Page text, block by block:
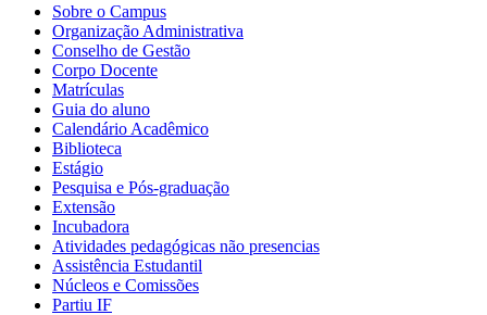
Sobre o Campus
Organização Administrativa
Conselho de Gestão
Corpo Docente
Matrículas
Guia do aluno
Calendário Acadêmico
Biblioteca
Estágio
Pesquisa e Pós-graduação
Extensão
Incubadora
Atividades pedagógicas não presencias
Assistência Estudantil
Núcleos e Comissões
Partiu IF